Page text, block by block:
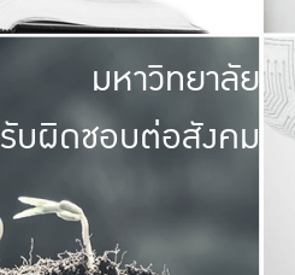
มหาวิทยาลัย
รับผิดชอบต่อสังคม